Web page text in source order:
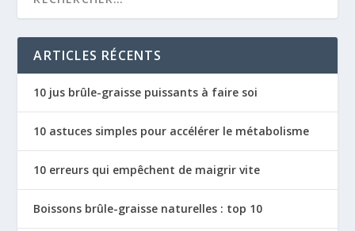
ARTICLES RÉCENTS
10 jus brûle-graisse puissants à faire soi
10 astuces simples pour accélérer le métabolisme
10 erreurs qui empêchent de maigrir vite
Boissons brûle-graisse naturelles : top 10